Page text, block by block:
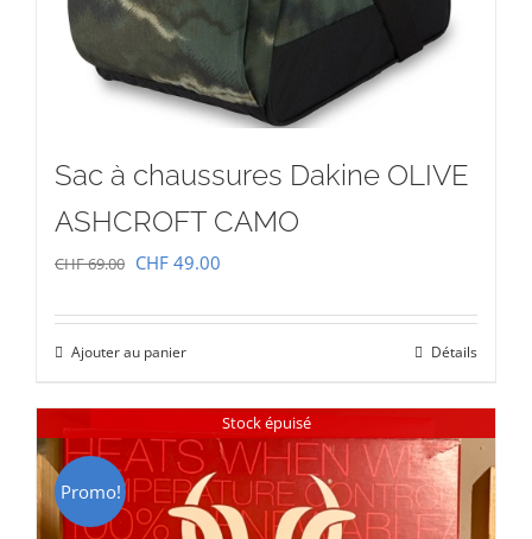
Sac à chaussures Dakine OLIVE
ASHCROFT CAMO
CHF69.00 Le
était :
CHF 69.00.
CHF 49.00
CHF 49.00.
Ajouter au panier Détails
Stock épuisé
Promo!